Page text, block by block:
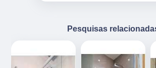
Pesquisas